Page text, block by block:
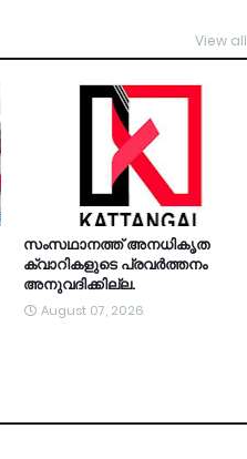
View all
സംസഥാനത്ത് അനധികൃത
ക്വാറികളുടെ പ്രവര്‍ത്തനം
അനുവദിക്കില്ല.
August 07, 2026